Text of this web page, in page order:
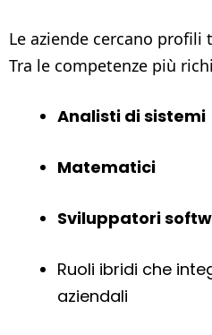
Le aziende cercano
Tra le competenze più
Analisti di sistemi
Matematici
Sviluppatori
Ruoli ibridi che
aziendali